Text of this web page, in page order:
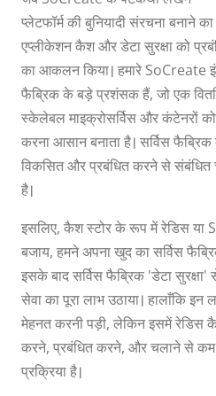
प्लेटफॉर्म की बुनियादी संरचना बनाने
एप्लीकेशन कैश और डेटा सुरक्षा को
का आकलन किया। हमारे SoCreate
फैब्रिक के बड़े प्रशंसक हैं, जो एक
स्केलेबल माइक्रोसर्विस और कंटेनरों
करना आसान बनाता है। सर्विस
विकसित और प्रबंधित करने से संबंधित
है।
इसलिए, कैश स्टोर के रूप में रेडिस या
बजाय, हमने अपना खुद का सर्विस
इसके बाद सर्विस फैब्रिक 'डेटा
सेवा का पूरा लाभ उठाया। हालाँकि इन
मेहनत करनी पड़ी, लेकिन इसमें
करने, प्रबंधित करने, और चलाने से
प्रक्रिया है।